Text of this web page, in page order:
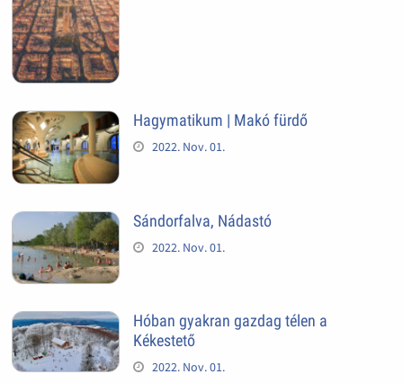
Hagymatikum | Makó fürdő
2022. Nov. 01.
Sándorfalva, Nádastó
2022. Nov. 01.
Hóban gyakran gazdag télen a
Kékestető
2022. Nov. 01.